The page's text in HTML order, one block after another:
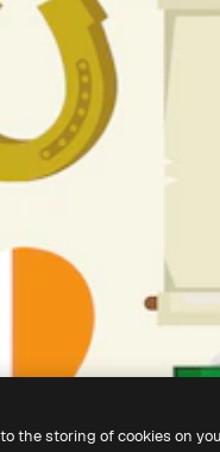
the storing of cookies on